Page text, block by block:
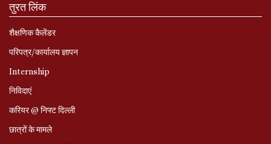
तुरत लिंक
शैक्षणिक कैलेंडर
परिपत्र/कार्यालय ज्ञापन
Internship
निविदाएं
करियर @ निफ्ट दिल्ली
छात्रों के मामले